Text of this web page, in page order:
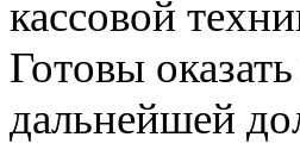
кассовой
Готовы
дальнейшей